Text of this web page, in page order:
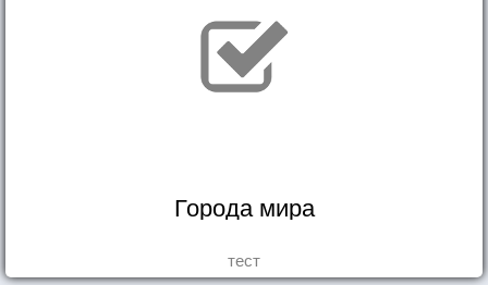
Города мира
тест